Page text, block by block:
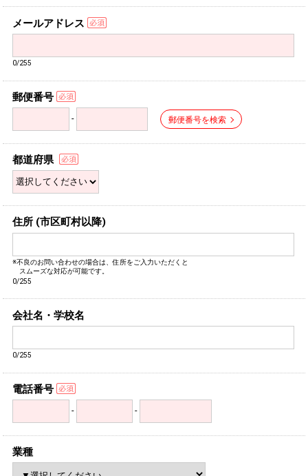
メールアドレス
0/255
郵便番号
- 郵便番号を検索
都道府県
住所 (市区町村以降)
※不良のお問い合わせの場合は、住所をご入力いただくと
スムーズな対応が可能です。
0/255
会社名・学校名
0/255
電話番号
- -
業種